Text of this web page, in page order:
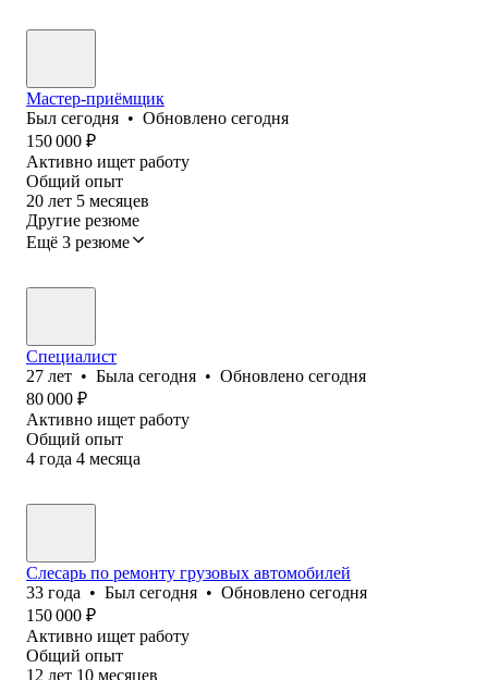
Мастер-приёмщик
Был сегодня • Обновлено сегодня
150 000 ₽
Активно ищет работу
Общий опыт
20 лет 5 месяцев
Другие резюме
Ещё 3 резюме
Специалист
27 лет • Была сегодня • Обновлено сегодня
80 000 ₽
Активно ищет работу
Общий опыт
4 года 4 месяца
Слесарь по ремонту грузовых автомобилей
33 года • Был сегодня • Обновлено сегодня
150 000 ₽
Активно ищет работу
Общий опыт
12 лет 10 месяцев